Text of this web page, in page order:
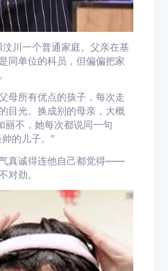
川一个普通家庭。父亲在基
同单位的科员，但偏偏把家
母所有优点的孩子，每次走
目光。换成别的母亲，大概
丽不，她每次都说同一句
的儿子。”
真诚得连他自己都觉得——
对劲。